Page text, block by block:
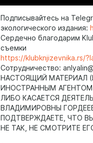
Подписывайтесь на
экологического издания:
Сердечно благодарим
съемки
https://klubknjizevnika.rs/
Сотрудничество:
НАСТОЯЩИЙ МАТЕРИАЛ
ИНОСТРАННЫМ
ЛИБО КАСАЕТСЯ
ВЛАДИМИРОВНЫ
ПОДТВЕРЖДАЕТЕ, ЧТО
НЕ ТАК, НЕ СМОТРИТЕ